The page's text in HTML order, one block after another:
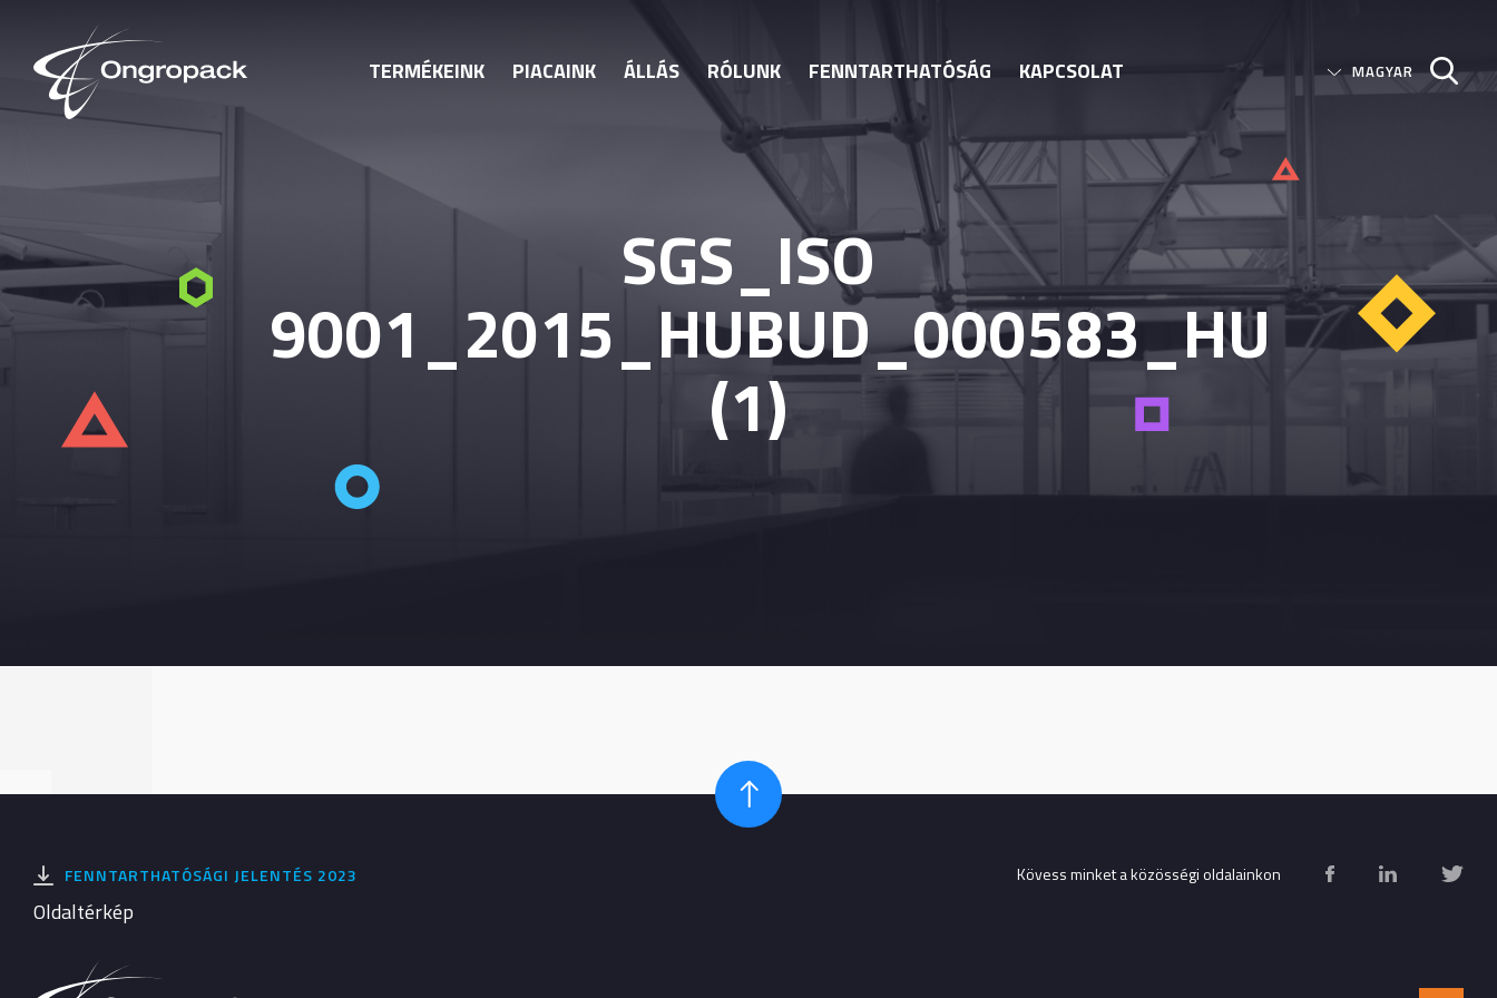
TERMÉKEINK PIACAINK ÁLLÁS RÓLUNK FENNTARTHATÓSÁG KAPCSOLAT
SGS_ISO
9001_2015_HUBUD_000583_HU
(1)
FENNTARTHATÓSÁGI JELENTÉS 2023
Oldaltérkép